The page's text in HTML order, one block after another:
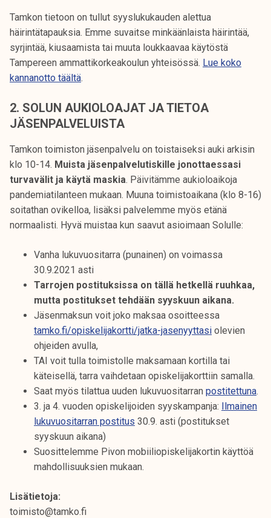
Tamkon tietoon on tullut syyslukukauden alettua
häirintätapauksia. Emme suvaitse minkäänlaista häirintää,
syrjintää, kiusaamista tai muuta loukkaavaa käytöstä
Tampereen ammattikorkeakoulun yhteisössä. Lue koko
kannanotto täältä.
2. SOLUN AUKIOLOAJAT JA TIETOA
JÄSENPALVELUISTA
Tamkon toimiston jäsenpalvelu on toistaiseksi auki arkisin
klo 10-14. Muista jäsenpalvelutiskille jonottaessasi
turvavälit ja käytä maskia. Päivitämme aukioloaikoja
pandemiatilanteen mukaan. Muuna toimistoaikana (klo 8-16)
soitathan ovikelloa, lisäksi palvelemme myös etänä
normaalisti. Hyvä muistaa kun saavut asioimaan Solulle:
Vanha lukuvuositarra (punainen) on voimassa
30.9.2021 asti
Tarrojen postituksissa on tällä hetkellä ruuhkaa,
mutta postitukset tehdään syyskuun aikana.
Jäsenmaksun voit joko maksaa osoitteessa
tamko.fi/opiskelijakortti/jatka-jasenyyttasi olevien
ohjeiden avulla,
TAI voit tulla toimistolle maksamaan kortilla tai
käteisellä, tarra vaihdetaan opiskelijakorttiin samalla.
Saat myös tilattua uuden lukuvuositarran postitettuna.
3. ja 4. vuoden opiskelijoiden syyskampanja: Ilmainen
lukuvuositarran postitus 30.9. asti (postitukset
syyskuun aikana)
Suosittelemme Pivon mobiiliopiskelijakortin käyttöä
mahdollisuuksien mukaan.
Lisätietoja:
toimisto@tamko.fi